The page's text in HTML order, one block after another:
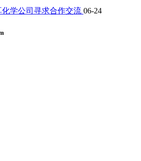
学公司寻求合作交流 06-24